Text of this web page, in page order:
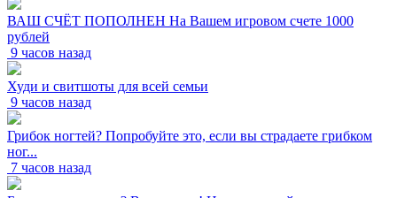
ВАШ СЧЁТ ПОПОЛНЕН На Вашем игровом счете 1000
рублей
9 часов назад
Худи и свитшоты для всей семьи
9 часов назад
Грибок ногтей? Попробуйте это, если вы страдаете грибком
ног...
7 часов назад